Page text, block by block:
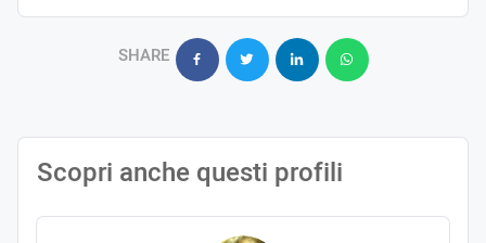
SHARE
Scopri anche questi profili